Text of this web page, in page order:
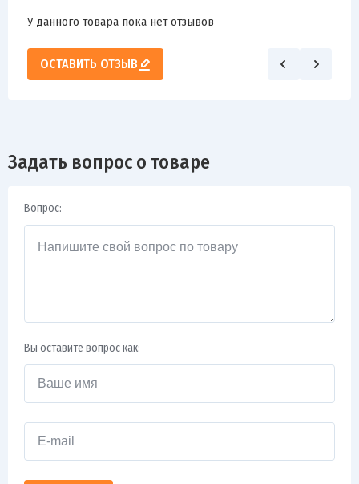
У данного товара пока нет отзывов
ОСТАВИТЬ ОТЗЫВ
Задать вопрос о товаре
Вопрос:
Вы оставите вопрос как: